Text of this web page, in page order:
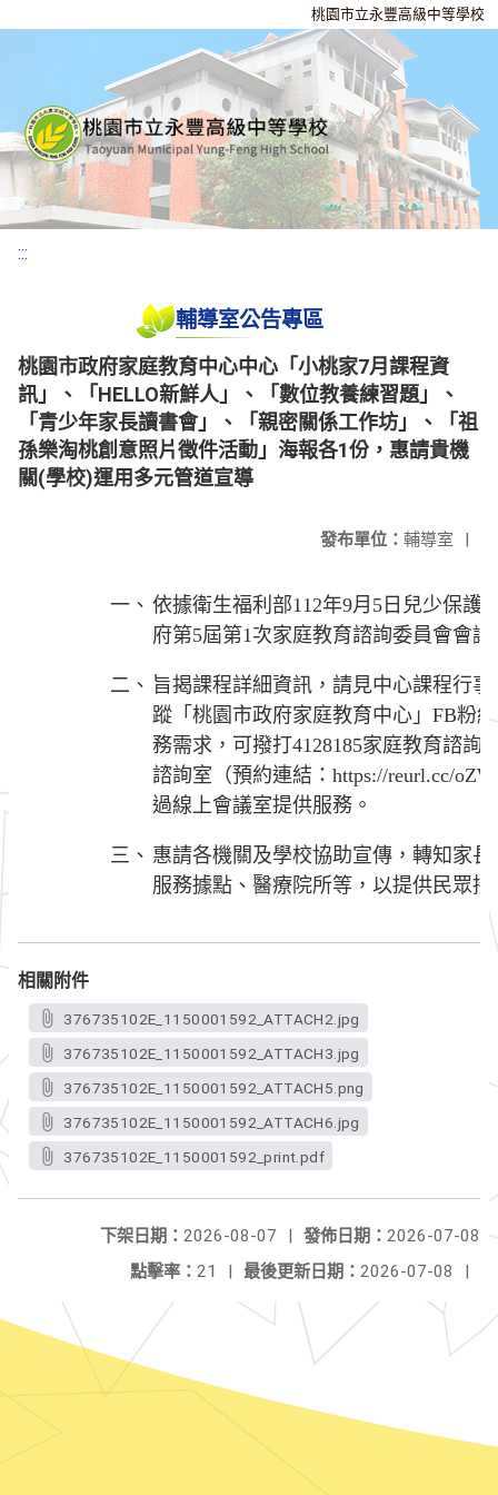
桃園市立永豐高級中等學校
:::
輔導室公告專區
桃園市政府家庭教育中心中心「小桃家7月課程資
訊」、「HELLO新鮮人」、「數位教養練習題」、
「青少年家長讀書會」、「親密關係工作坊」、「祖
孫樂淘桃創意照片徵件活動」海報各1份，惠請貴機
關(學校)運用多元管道宣導
發布單位： 輔導室 |
一、 依據衛生福利部112年9月5日兒少保護
府第5屆第1次家庭教育諮詢委員會會
二、 旨揭課程詳細資訊，請見中心課程行
蹤「桃園市政府家庭教育中心」FB粉
務需求，可撥打4128185家庭教育諮詢
諮詢室（預約連結：https://reurl.cc/
過線上會議室提供服務。
三、 惠請各機關及學校協助宣傳，轉知家
服務據點、醫療院所等，以提供民眾
相關附件
376735102E_1150001592_ATTACH2.jpg
376735102E_1150001592_ATTACH3.jpg
376735102E_1150001592_ATTACH5.png
376735102E_1150001592_ATTACH6.jpg
376735102E_1150001592_print.pdf
發佈日期： 2026-07-08
下架日期： 2026-08-07
|
最後更新日期： 2026-07-08 |
點擊率： 21 |